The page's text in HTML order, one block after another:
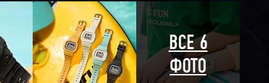
ВСЕ 6
ФОТО